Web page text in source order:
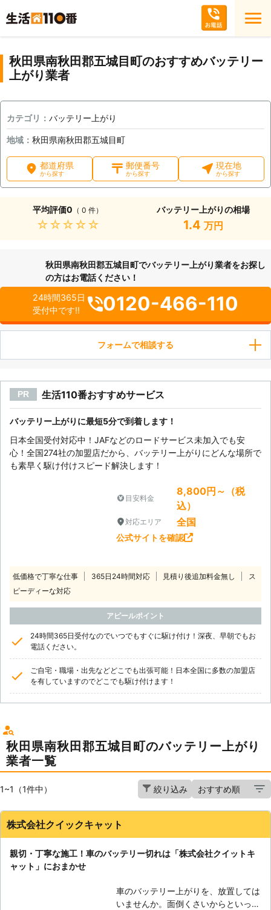
秋田県南秋田郡五城目町のおすすめバッテリー
上がり業者
カテゴリ： バッテリー上がり
地域： 秋田県南秋田郡五城目町
都道府県
から探す
郵便番号
から探す
現在地
から探す
平均評価0 （ 0 件）
★★★★★
バッテリー上がりの相場
1.4 万円
秋田県南秋田郡五城目町でバッテリー上がり業者をお探し
の方はお電話ください！
24時間365日
受付中です!!
0120-466-110
フォームで相談する
PR 生活110番おすすめサービス
バッテリー上がりに最短5分で到着します！
日本全国受付対応中！JAFなどのロードサービス未加入でも安
心！全国274社の加盟店だから、バッテリー上がりにどんな場所で
も素早く駆け付けスピード解決します！
目安料金
8,800円～（税
込）
対応エリア 全国
公式サイトを確認
低価格で丁寧な仕事 365日24時間対応 見積り後追加料金無し
ス
ピーディーな対応
アピールポイント
24時間365日受付なのでいつでもすぐに駆け付け！深夜、早朝でもお
電話ください。
ご自宅・職場・出先などどこでも出張可能！日本全国に多数の加盟店
を有していますのでどこでも駆け付けます！
秋田県南秋田郡五城目町のバッテリー上がり
業者一覧
1~1（1件中） 絞り込み
株式会社クイックキャット
親切・丁寧な施工！車のバッテリー切れは「株式会社クイットキ
ャット」におまかせ
車のバッテリー上がりを、放置しては
いませんか。面倒くさいからといって